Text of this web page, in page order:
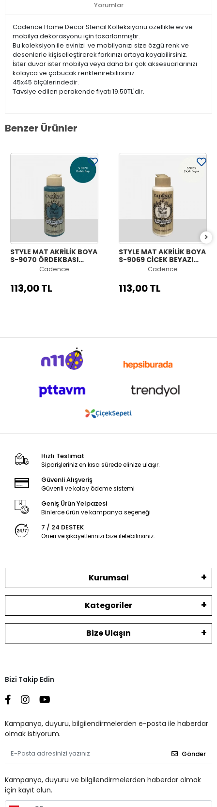
Yorumlar
Cadence Home Decor Stencil Kolleksiyonu özellikle ev ve
mobilya dekorasyonu için tasarlanmıştır.
Bu koleksiyon ile evinizi ve mobilyanızı size özgü renk ve
desenlerle kişiselleştirerek farkınızı ortaya koyabilirsiniz.
İster duvar ister mobilya veya daha bir çok aksesuarlarınızı
kolayca ve çabucak renklenirebilirsiniz.
45x45 ölçülerindedir.
Tavsiye edilen perakende fiyatı 19.50TL'dir.
Benzer Ürünler
STYLE MAT AKRİLİK BOYA
S-9070 ÖRDEKBAŞI
Cadence
113,00 TL
STYLE MAT AKRİLİK BOYA
S-9069 ÇİÇEK BEYAZI
Cadence
113,00 TL
Hızlı Teslimat
Siparişleriniz en kısa sürede elinize ulaşır.
Güvenli Alışveriş
Güvenli ve kolay ödeme sistemi
Geniş Ürün Yelpazesi
Binlerce ürün ve kampanya seçeneği
7 / 24 DESTEK
Öneri ve şikayetlerinizi bize iletebilirsiniz.
Kurumsal
Kategoriler
Bize Ulaşın
Bizi Takip Edin
Kampanya, duyuru, bilgilendirmelerden e-posta ile haberdar
olmak istiyorum.
Gönder
Kampanya, duyuru ve bilgilendirmelerden haberdar olmak
için kayıt olun.